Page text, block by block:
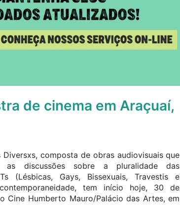
de cinema em Araçuaí,
Diversxs, composta de obras audiovisuais que
as discussões sobre a pluralidade das
(Lésbicas, Gays, Bissexuais, Travestis e
tem início hoje, 30 de
Cine Humberto Mauro/Palácio das Artes, em